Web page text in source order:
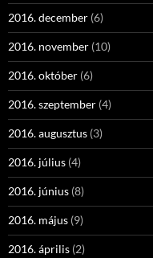
2016. december (6)
2016. november (10)
2016. október (6)
2016. szeptember (4)
2016. augusztus (3)
2016. július (4)
2016. június (8)
2016. május (9)
2016. április (2)